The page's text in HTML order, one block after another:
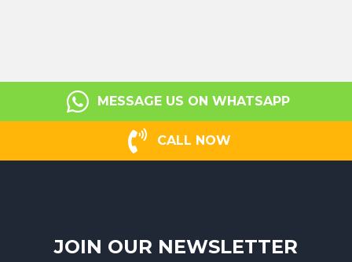
MESSAGE US ON WHATSAPP
CALL NOW
JOIN OUR NEWSLETTER